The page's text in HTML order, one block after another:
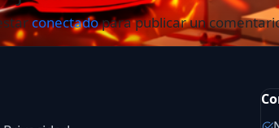
conectadopara publicar un